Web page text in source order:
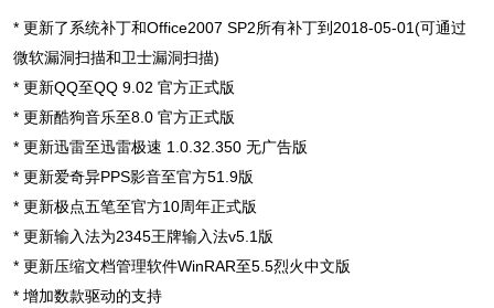
* 更新了系统补丁和Office2007 SP2所有补丁到2018-05-01(可通过
微软漏洞扫描和卫士漏洞扫描)
* 更新QQ至QQ 9.02 官方正式版
* 更新酷狗音乐至8.0 官方正式版
* 更新迅雷至迅雷极速 1.0.32.350 无广告版
* 更新爱奇异PPS影音至官方51.9版
* 更新极点五笔至官方10周年正式版
* 更新输入法为2345王牌输入法v5.1版
* 更新压缩文档管理软件WinRAR至5.5烈火中文版
* 增加数款驱动的支持